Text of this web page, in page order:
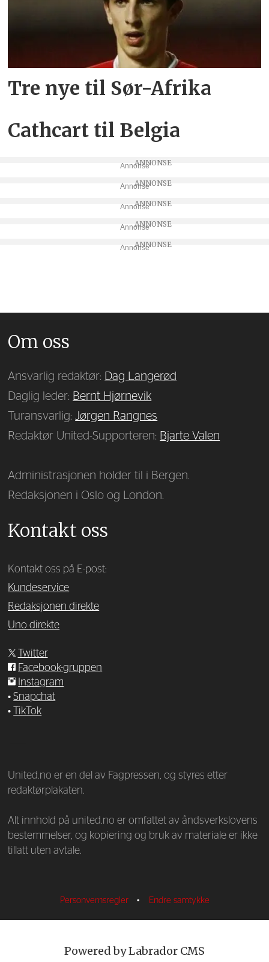
Tre nye til Sør-Afrika
Cathcart til Belgia
Annonse
Annonse
Annonse
Annonse
Annonse
Om oss
Ansvarlig redaktør: Dag Langerød
Daglig leder: Bernt Hjørnevik
Turansvarlig:Jørgen Rangnes
Redaktør United-Supporteren: Bjarte Valen
Administrasjonen holder til i Bergen.
Redaksjonen i Oslo og London.
Kontakt oss
Kontakt oss på E-post:
Kundeservice
Redaksjonen direkte
Uno direkte
Twitter
Facebook-gruppen
Instagram
•Snapchat
•
TikTok
United.no er en del av Fagpressen, og styres etter
redaktørplakaten.
Alt innhold på united.no er omfattet av åndsverkslovens
bestemmelser, og kopiering og bruk av materiale er ikke
tillatt uten avtale.
Personvernsregler • Endre samtykke
Powered by Labrador CMS